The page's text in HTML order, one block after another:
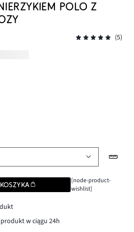
POLO Z
(5)
[node-product-
wishlist]
w ciągu 24h